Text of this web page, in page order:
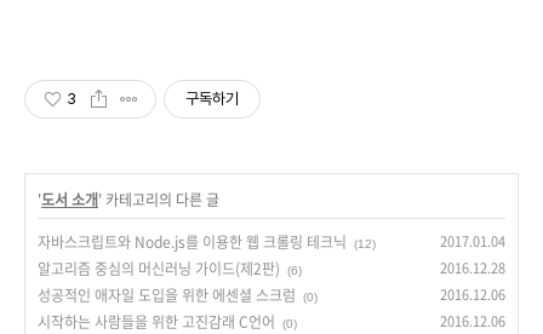
3 구독하기
'도서 소개' 카테고리의 다른 글
자바스크립트와 Node.js를 이용한 웹 크롤링 테크닉
(12) 2017.01.04
알고리즘 중심의 머신러닝 가이드(제2판) (6) 2016.12.28
성공적인 애자일 도입을 위한 에센셜 스크럼 (0) 2016.12.06
시작하는 사람들을 위한 고진감래 C언어 (0) 2016.12.06